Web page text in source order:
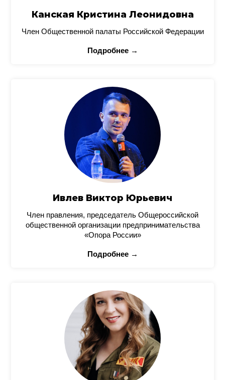
Канская Кристина Леонидовна
Член Общественной палаты Российской Федерации
Подробнее →
Ивлев Виктор Юрьевич
Член правления, председатель Общероссийской
общественной организации предпринимательства
«Опора России»
Подробнее →